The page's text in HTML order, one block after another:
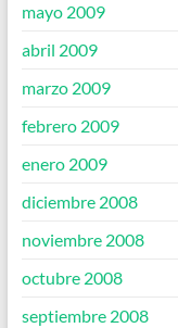
mayo 2009
abril 2009
marzo 2009
febrero 2009
enero 2009
diciembre 2008
noviembre 2008
octubre 2008
septiembre 2008